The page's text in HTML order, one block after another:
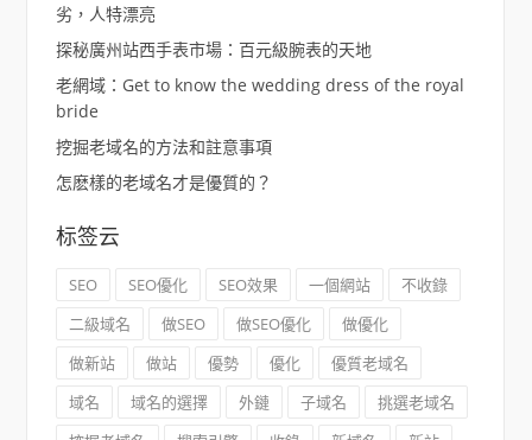
劣，人特漂亮
探秘廣州站西手表市場：百元級腕表的天地
老網域：Get to know the wedding dress of the royal
bride
挖掘老域名的方法和註意事項
怎麽樣的老域名才是優質的？
标签云
SEO SEO優化 SEO效果 一個網站
不收錄
二級域名
做SEO 做SEO優化
做優化
做新站
做站 優勢 優化
優質老域名
域名
域名的選擇 外鏈 子域名
挑選老域名